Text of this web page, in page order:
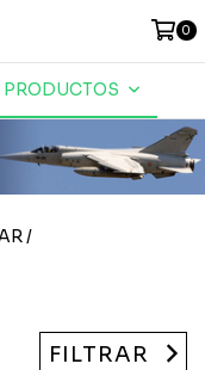
0
PRODUCTOS
/
FILTRAR